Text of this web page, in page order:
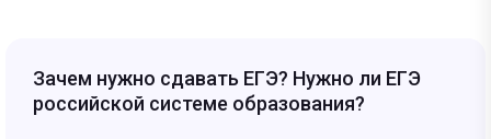
Зачем нужно сдавать ЕГЭ? Нужно ли ЕГЭ
российской системе образования?